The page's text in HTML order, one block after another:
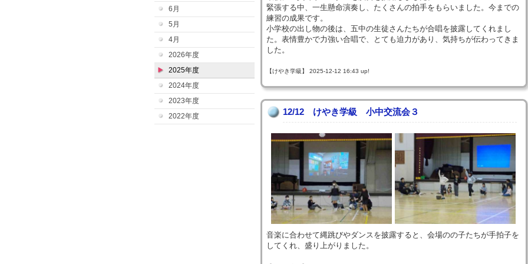
6月
5月
4月
2026年度
2025年度
2024年度
2023年度
2022年度
緊張する中、一生懸命演奏し、たくさんの拍手をもらいました。今までの
練習の成果です。
小学校の出し物の後は、五中の生徒さんたちが合唱を披露してくれまし
た。表情豊かで力強い合唱で、とても迫力があり、気持ちが伝わってきま
した。
【けやき学級】 2025-12-12 16:43 up!
12/12 けやき学級 小中交流会３
音楽に合わせて縄跳びやダンスを披露すると、会場のの子たちが手拍子を
してくれ、盛り上がりました。